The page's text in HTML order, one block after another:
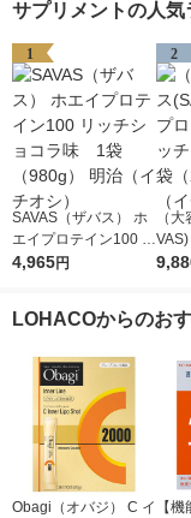
サプリメントの人気
1
SAVAS（ザバス） ホ
エイプロテイン100 リ
ッチショコラ味 1袋
4,965円
2
（
VAS) ホエイプロテイ
ン
LOHACOからのお
Obagi（オバジ） C イ
【